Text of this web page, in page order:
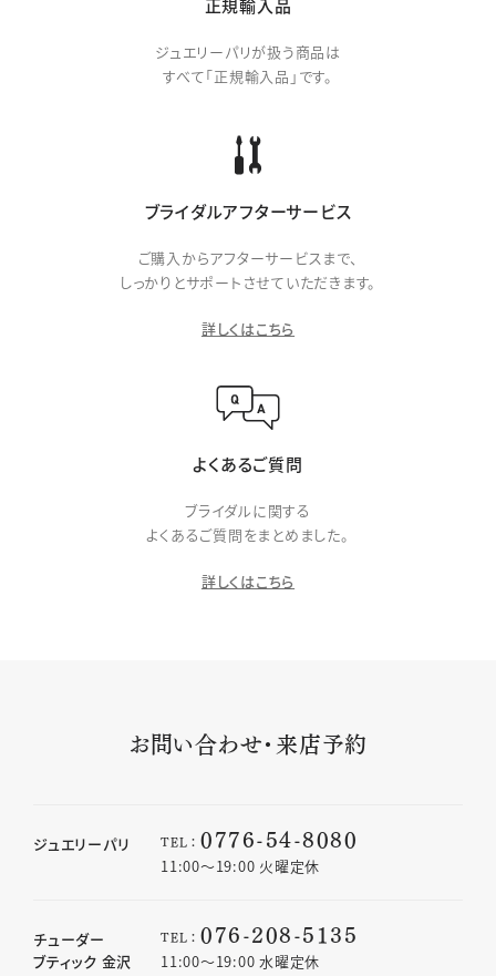
正規輸入品
ジュエリーパリが扱う商品は
すべて「正規輸入品」です。
ブライダルアフターサービス
ご購入からアフターサービスまで、
しっかりとサポートさせていただきます。
詳しくはこちら
よくあるご質問
ブライダルに関する
よくあるご質問をまとめました。
詳しくはこちら
お問い合わせ・来店予約
ジュエリーパリ TEL： 0776-54-8080
11:00〜19:00 火曜定休
チューダー
ブティック 金沢
TEL： 076-208-5135
11:00〜19:00 水曜定休